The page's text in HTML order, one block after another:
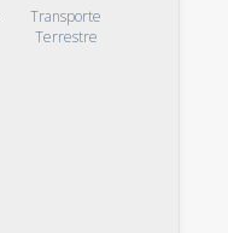
Transporte
Terrestre